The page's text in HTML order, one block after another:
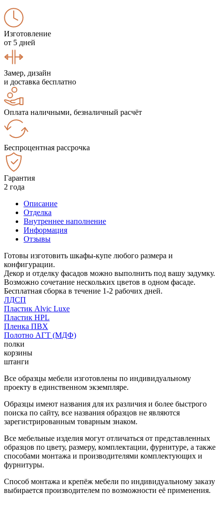
Изготовление
от 5 дней
Замер, дизайн
и доставка бесплатно
Оплата наличными, безналичный расчёт
Беспроцентная рассрочка
Гарантия
2 года
Описание
Отделка
Внутреннее наполнение
Информация
Отзывы
Готовы изготовить шкафы-купе любого размера и
конфигурации.
Декор и отделку фасадов можно выполнить под вашу задумку.
Возможно сочетание нескольких цветов в одном фасаде.
Бесплатная сборка в течение 1-2 рабочих дней.
ЛДСП
Пластик Alvic Luxe
Пластик HPL
Пленка ПВХ
Полотно АГТ (МДФ)
полки
корзины
штанги
Все образцы мебели изготовлены по индивидуальному
проекту в единственном экземпляре.
Образцы имеют названия для их различия и более быстрого
поиска по сайту, все названия образцов не являются
зарегистрированным товарным знаком.
Все мебельные изделия могут отличаться от представленных
образцов по цвету, размеру, комплектации, фурнитуре, а также
способами монтажа и производителями комплектующих и
фурнитуры.
Способ монтажа и крепёж мебели по индивидуальному заказу
выбирается производителем по возможности её применения.